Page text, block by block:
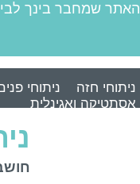
האתר שמחבר בינך
ניתוחי חזה ניתוחי
אסתטיקה ואגינלית